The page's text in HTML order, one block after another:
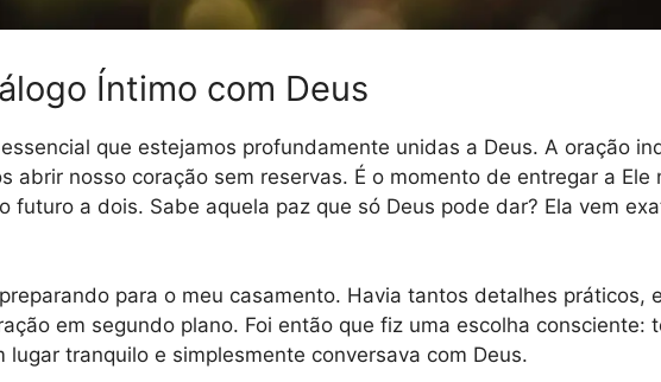
Íntimo com Deus
que estejamos profundamente unidas a Deus. A oração
abrir nosso coração sem reservas. É o momento de entregar a Ele
futuro a dois. Sabe aquela paz que só Deus pode dar? Ela vem
para o meu casamento. Havia tantos detalhes práticos,
em segundo plano. Foi então que fiz uma escolha consciente:
tranquilo e simplesmente conversava com Deus.